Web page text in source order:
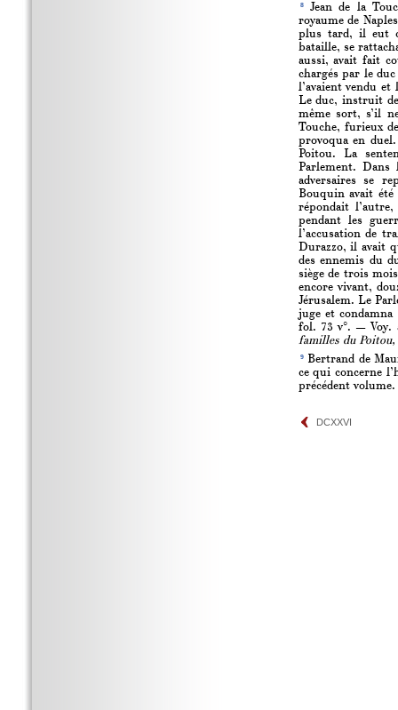
8Jean de la
royaume de
plus tard, il eut
bataille, se
aussi, avait fait
chargés par le
l’avaient vendu
Le duc, instruit
même sort, s’il
Touche, furieux
provoqua en
Poitou. La
Parlement.
adversaires se
Bouquin avait
répondait
pendant les
l’accusation de
Durazzo, il avait
des ennemis du
siège de trois
encore vivant,
Jérusalem. Le
juge et condamna
fol. 73 v°. — Voy.
familles du Poitou,
9Bertrand de
ce qui concerne
précédent volume.
DCXXVI